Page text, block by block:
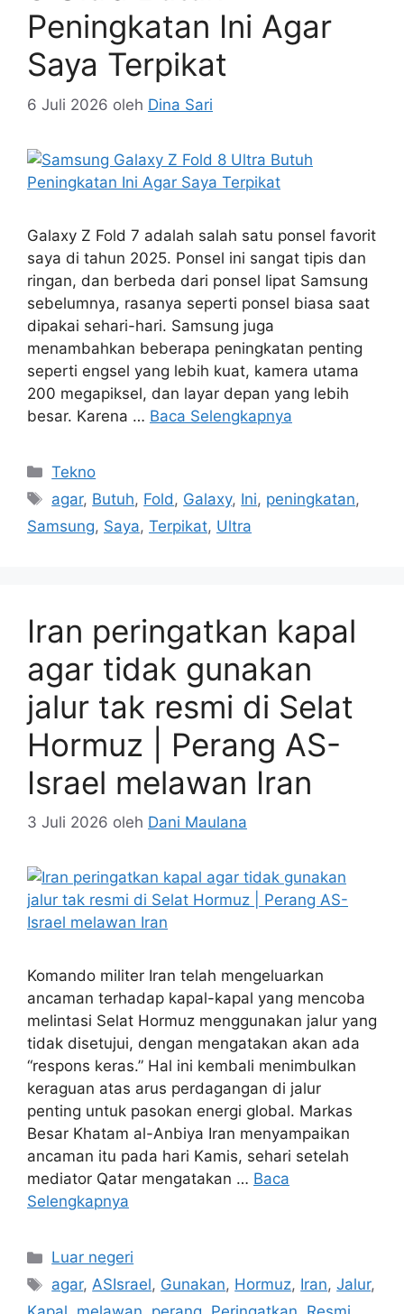
Peningkatan Ini Agar
Saya Terpikat
6 Juli 2026 oleh Dina Sari
Galaxy Z Fold 7 adalah salah satu ponsel favorit
saya di tahun 2025. Ponsel ini sangat tipis dan
ringan, dan berbeda dari ponsel lipat Samsung
sebelumnya, rasanya seperti ponsel biasa saat
dipakai sehari-hari. Samsung juga
menambahkan beberapa peningkatan penting
seperti engsel yang lebih kuat, kamera utama
200 megapiksel, dan layar depan yang lebih
besar. Karena … Baca Selengkapnya
Kategori
Tekno
Tag
agar, Butuh, Fold , Galaxy, Ini, peningkatan,
Samsung, Saya, Terpikat, Ultra
Iran peringatkan kapal
agar tidak gunakan
jalur tak resmi di Selat
Hormuz | Perang AS-
Israel melawan Iran
3 Juli 2026 oleh Dani Maulana
Komando militer Iran telah mengeluarkan
ancaman terhadap kapal-kapal yang mencoba
melintasi Selat Hormuz menggunakan jalur yang
tidak disetujui, dengan mengatakan akan ada
“respons keras.” Hal ini kembali menimbulkan
keraguan atas arus perdagangan di jalur
penting untuk pasokan energi global. Markas
Besar Khatam al-Anbiya Iran menyampaikan
ancaman itu pada hari Kamis, sehari setelah
mediator Qatar mengatakan … Baca
Selengkapnya
Kategori
Luar negeri
Tag
agar,ASIsrael, Gunakan, Hormuz, Iran,Jalur,